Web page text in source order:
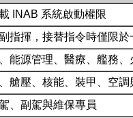
INAB 系統啟動權限
指揮，接替指令時僅限
能源管理、醫療、艦務、
艙壓、核能、裝甲、空調
、副駕與維保專員